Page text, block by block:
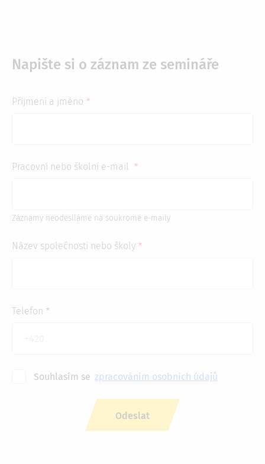
Napište si o záznam ze semináře
Příjmení a jméno
Pracovní nebo školní e-mail
Záznamy neodesíláme na soukromé e-maily
Název společnosti nebo školy
Telefon
Souhlasím se zpracováním osobních údajů